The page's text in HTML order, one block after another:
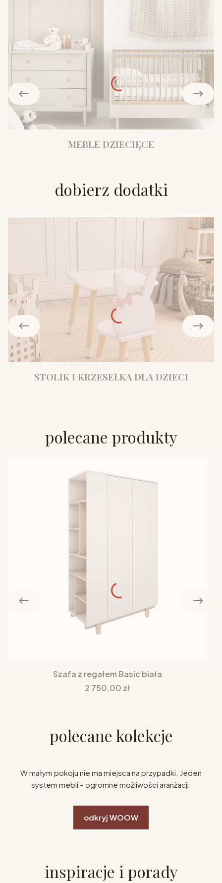
MEBLE DZIECIĘCE
dobierz dodatki
STOLIK I KRZESEŁKA DLA DZIECI
polecane produkty
Szafa z regałem Basic biała
Cena
2 750,00 zł
polecane kolekcje
W małym pokoju nie ma miejsca na przypadki. Jeden
system mebli – ogromne możliwości aranżacji.
odkryj WOOW
inspiracje i porady